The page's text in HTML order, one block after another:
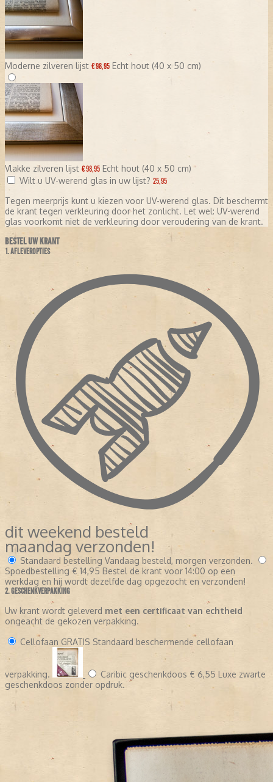
Moderne zilveren lijst € 98,95 Echt hout (40 x 50 cm)
Vlakke zilveren lijst € 98,95 Echt hout (40 x 50 cm)
Wilt u UV-werend glas in uw lijst? 25,95
Tegen meerprijs kunt u kiezen voor UV-werend glas. Dit beschermt
de krant tegen verkleuring door het zonlicht. Let wel: UV-werend
glas voorkomt niet de verkleuring door veroudering van de krant.
BESTEL UW KRANT
1. AFLEVEROPTIES
dit weekend besteld
maandag verzonden!
Standaard bestelling Vandaag besteld, morgen verzonden.
Spoedbestelling € 14,95 Bestel de krant voor 14:00 op een
werkdag en hij wordt dezelfde dag opgezocht en verzonden!
2. GESCHENKVERPAKKING
Uw krant wordt geleverd met een certificaat van echtheid
ongeacht de gekozen verpakking.
Cellofaan GRATIS Standaard beschermende cellofaan
verpakking. Caribic geschenkdoos € 6,55 Luxe zwarte
geschenkdoos zonder opdruk.